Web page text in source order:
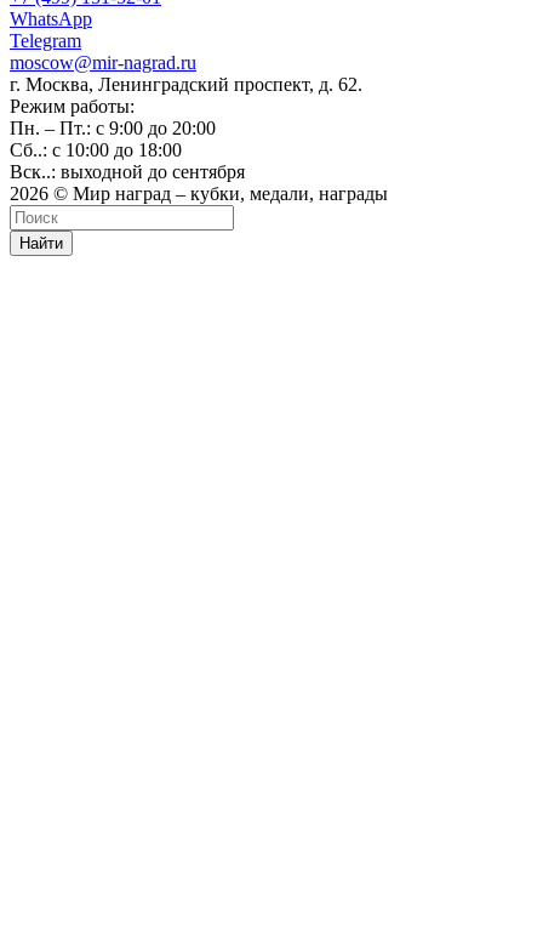
WhatsApp
Telegram
moscow@mir-nagrad.ru
г. Москва, Ленинградский проспект, д. 62.
Режим работы:
Пн. – Пт.: с 9:00 до 20:00
Сб..: с 10:00 до 18:00
Вск..: выходной до сентября
2026 © Мир наград – кубки, медали, награды
Найти